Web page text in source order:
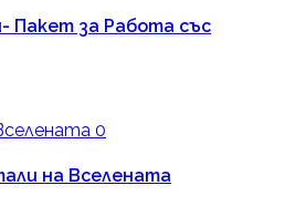
Пакет за Работа със
0
на Вселената